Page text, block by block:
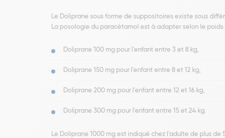
Le Doliprane sous forme de suppositoires existe sous
La posologie du paracétamol est à adapter selon le
Doliprane 100 mg pour l'enfant entre 3 et 8 kg,
Doliprane 150 mg pour l'enfant entre 8 et 12 kg,
Doliprane 200 mg pour l'enfant entre 12 et 16 kg,
Doliprane 300 mg pour l'enfant entre 15 et 24 kg.
Le Doliprane 1000 mg est indiqué chez l'adulte de plus de